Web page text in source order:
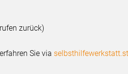
zurück)
Sie via